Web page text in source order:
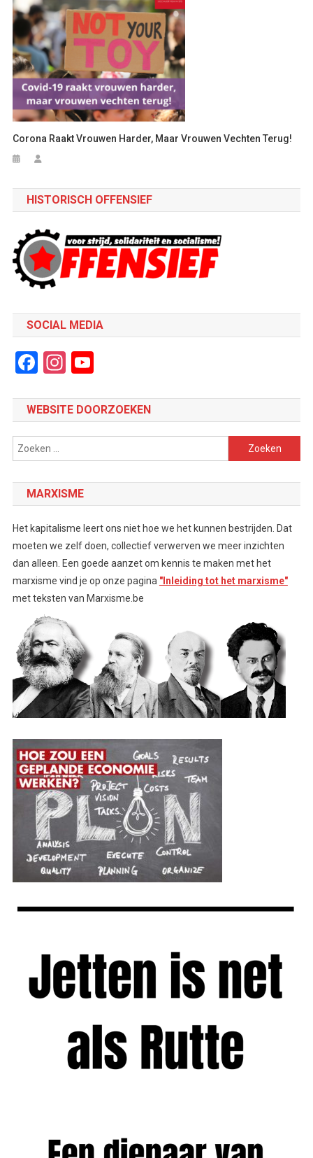
Corona Raakt Vrouwen Harder, Maar Vrouwen Vechten Terug!
HISTORISCH OFFENSIEF
SOCIAL MEDIA
Facebook
Instagram
YouTube
WEBSITE DOORZOEKEN
Zoeken
naar:
MARXISME
Het kapitalisme leert ons niet hoe we het kunnen bestrijden. Dat
moeten we zelf doen, collectief verwerven we meer inzichten
dan alleen. Een goede aanzet om kennis te maken met het
marxisme vind je op onze pagina "Inleiding tot het marxisme"
met teksten van Marxisme.be